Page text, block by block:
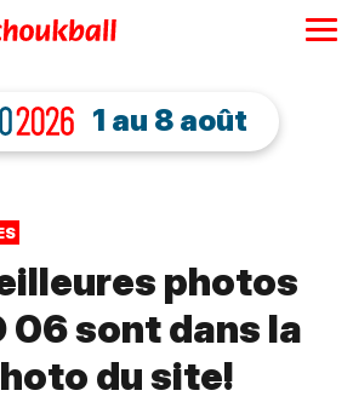
1 au 8 août
photos
06 sont dans la
du site!